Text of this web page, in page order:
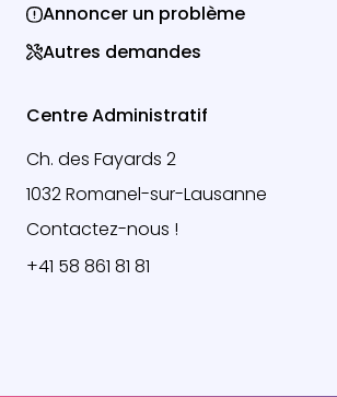
Annoncer un problème
Autres demandes
Centre Administratif
Ch. des Fayards 2
1032 Romanel-sur-Lausanne
Contactez-nous !
+41 58 861 81 81